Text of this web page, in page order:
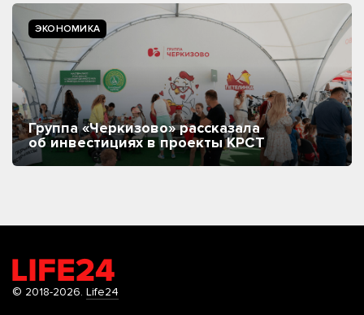
ЭКОНОМИКА
Группа «Черкизово» рассказала
об инвестициях в проекты КРСТ
© 2018-2026. Life24